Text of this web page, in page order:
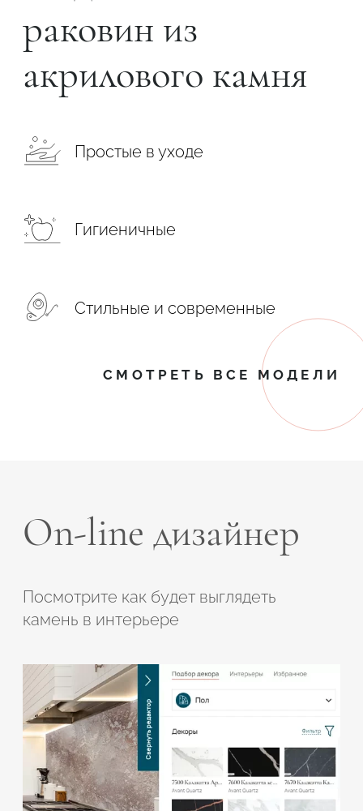
раковин из
акрилового камня
Простые в уходе
Гигиеничные
Стильные и современные
СМОТРЕТЬ ВСЕ МОДЕЛИ
On-line дизайнер
Посмотрите как будет выглядеть
камень в интерьере